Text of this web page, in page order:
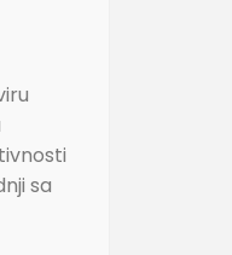
sa